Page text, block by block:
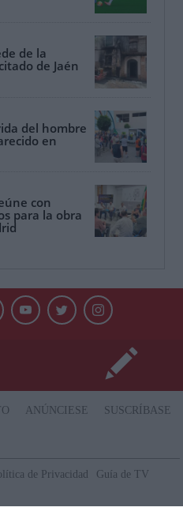
de la
de Jaén
del hombre
en
con
para la obra
ANÚNCIESE
SUSCRÍBASE
de Privacidad
Guía de TV